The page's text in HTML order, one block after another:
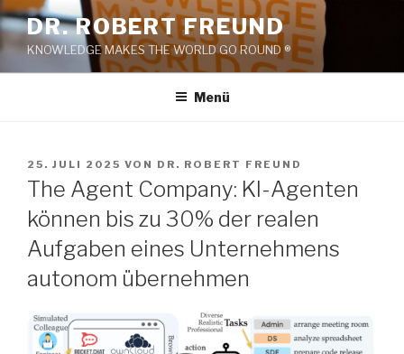
Zum
Inhalt
springen
DR. ROBERT FREUND
KNOWLEDGE MAKES THE WORLD GO ROUND ®
Menü
VERÖFFENTLICHT
AM
25. JULI 2025 VON DR. ROBERT FREUND
The Agent Company: KI-Agenten
können bis zu 30% der realen
Aufgaben eines Unternehmens
autonom übernehmen